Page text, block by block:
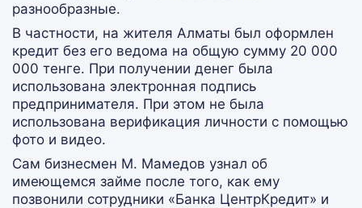
разнообразные.
В частности, на жителя Алматы был оформлен
кредит без его ведома на общую сумму 20 000
000 тенге. При получении денег была
использована электронная подпись
предпринимателя. При этом не была
использована верификация личности с помощью
фото и видео.
Сам бизнесмен М. Мамедов узнал об
имеющемся займе после того, как ему
позвонили сотрудники «Банка ЦентрКредит» и